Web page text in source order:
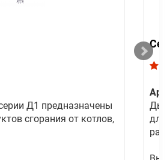
Д1 предназначены
сгорания от котлов,